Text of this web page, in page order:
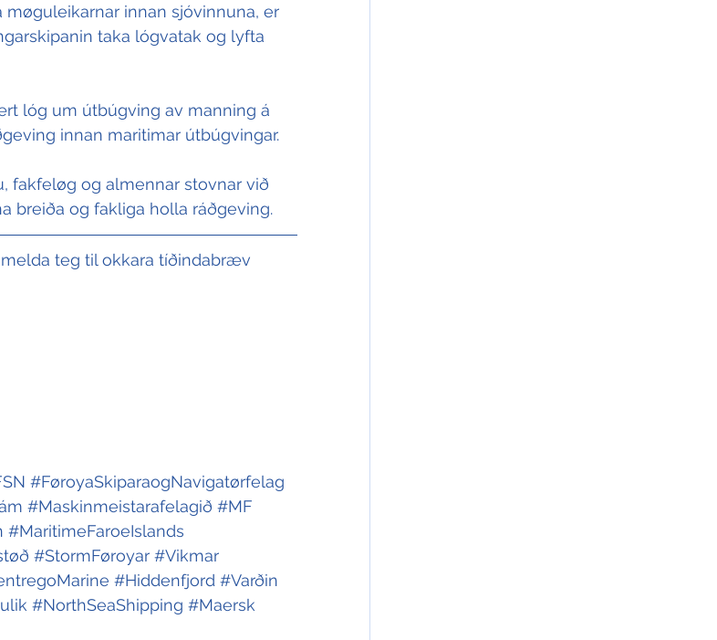
innan sjóvinnuna, er
taka lógvatak og lyfta
lóg um útbúgving av manning á
innan maritimar útbúgvingar.
fakfeløg og almennar stovnar við
breiða og fakliga holla ráðgeving.
teg til okkara tíðindabræv
#FøroyaSkiparaogNavigatørfelag
#Maskinmeistarafelagið #MF
#MaritimeFaroeIslands
#StormFøroyar #Vikmar
#Hiddenfjord #Varðin
#NorthSeaShipping #Maersk